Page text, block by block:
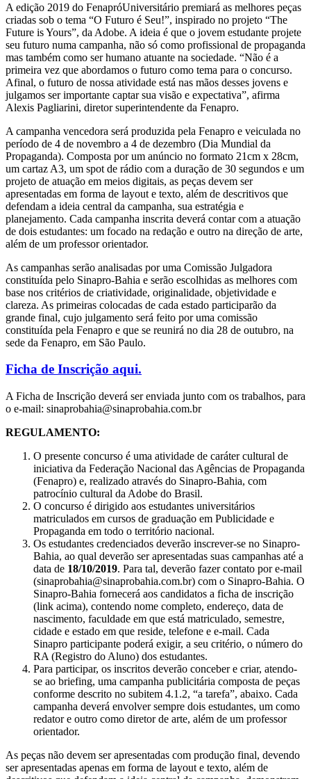
A edição 2019 do FenapróUniversitário premiará as melhores peças
criadas sob o tema “O Futuro é Seu!”, inspirado no projeto “The
Future is Yours”, da Adobe. A ideia é que o jovem estudante projete
seu futuro numa campanha, não só como profissional de propaganda
mas também como ser humano atuante na sociedade. “Não é a
primeira vez que abordamos o futuro como tema para o concurso.
Afinal, o futuro de nossa atividade está nas mãos desses jovens e
julgamos ser importante captar sua visão e expectativa”, afirma
Alexis Pagliarini, diretor superintendente da Fenapro.
A campanha vencedora será produzida pela Fenapro e veiculada no
período de 4 de novembro a 4 de dezembro (Dia Mundial da
Propaganda). Composta por um anúncio no formato 21cm x 28cm,
um cartaz A3, um spot de rádio com a duração de 30 segundos e um
projeto de atuação em meios digitais, as peças devem ser
apresentadas em forma de layout e texto, além de descritivos que
defendam a ideia central da campanha, sua estratégia e
planejamento. Cada campanha inscrita deverá contar com a atuação
de dois estudantes: um focado na redação e outro na direção de arte,
além de um professor orientador.
As campanhas serão analisadas por uma Comissão Julgadora
constituída pelo Sinapro-Bahia e serão escolhidas as melhores com
base nos critérios de criatividade, originalidade, objetividade e
clareza. As primeiras colocadas de cada estado participarão da
grande final, cujo julgamento será feito por uma comissão
constituída pela Fenapro e que se reunirá no dia 28 de outubro, na
sede da Fenapro, em São Paulo.
Ficha de Inscrição aqui.
A Ficha de Inscrição deverá ser enviada junto com os trabalhos, para
o e-mail: sinaprobahia@sinaprobahia.com.br
REGULAMENTO:
O presente concurso é uma atividade de caráter cultural de
iniciativa da Federação Nacional das Agências de Propaganda
(Fenapro) e, realizado através do Sinapro-Bahia, com
patrocínio cultural da Adobe do Brasil.
O concurso é dirigido aos estudantes universitários
matriculados em cursos de graduação em Publicidade e
Propaganda em todo o território nacional.
Os estudantes credenciados deverão inscrever-se no Sinapro-
Bahia, ao qual deverão ser apresentadas suas campanhas até a
data de 18/10/2019. Para tal, deverão fazer contato por e-mail
(sinaprobahia@sinaprobahia.com.br) com o Sinapro-Bahia. O
Sinapro-Bahia fornecerá aos candidatos a ficha de inscrição
(link acima), contendo nome completo, endereço, data de
nascimento, faculdade em que está matriculado, semestre,
cidade e estado em que reside, telefone e e-mail. Cada
Sinapro participante poderá exigir, a seu critério, o número do
RA (Registro do Aluno) dos estudantes.
Para participar, os inscritos deverão conceber e criar, atendo-
se ao briefing, uma campanha publicitária composta de peças
conforme descrito no subitem 4.1.2, “a tarefa”, abaixo. Cada
campanha deverá envolver sempre dois estudantes, um como
redator e outro como diretor de arte, além de um professor
orientador.
As peças não devem ser apresentadas com produção final, devendo
ser apresentadas apenas em forma de layout e texto, além de